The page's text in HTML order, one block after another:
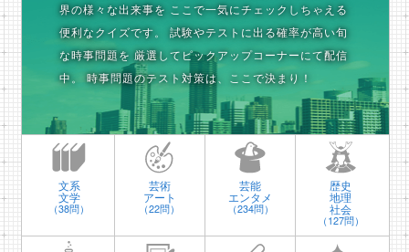
界の様々な出来事を ここで一気にチェックしちゃえる
便利なクイズです。
試験やテストに出る確率が高い旬
な時事問題を 厳選してピックアップコーナーにて配信
中。
時事問題のテスト対策は、ここで決まり！
文系
文学
（38問）
芸術
アート
（22問）
芸能
エンタメ
（234問）
歴史
地理
社会
（127問）